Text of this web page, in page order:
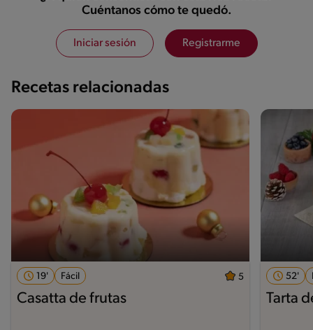
Cuéntanos cómo te quedó.
Iniciar sesión Registrarme
Recetas relacionadas
19' Fácil 5
Casatta de frutas
52'
Tarta